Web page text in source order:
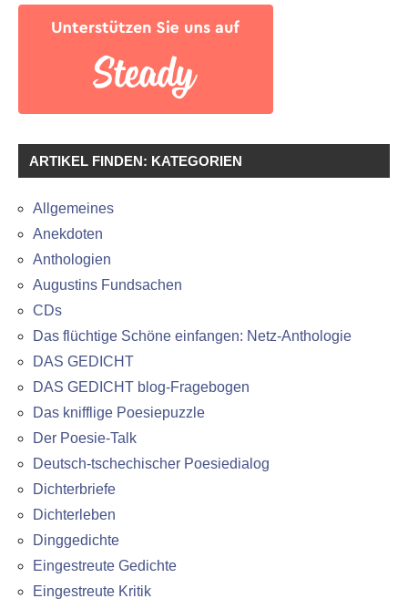
ARTIKEL FINDEN: KATEGORIEN
Allgemeines
Anekdoten
Anthologien
Augustins Fundsachen
CDs
Das flüchtige Schöne einfangen: Netz-Anthologie
DAS GEDICHT
DAS GEDICHT blog-Fragebogen
Das knifflige Poesiepuzzle
Der Poesie-Talk
Deutsch-tschechischer Poesiedialog
Dichterbriefe
Dichterleben
Dinggedichte
Eingestreute Gedichte
Eingestreute Kritik